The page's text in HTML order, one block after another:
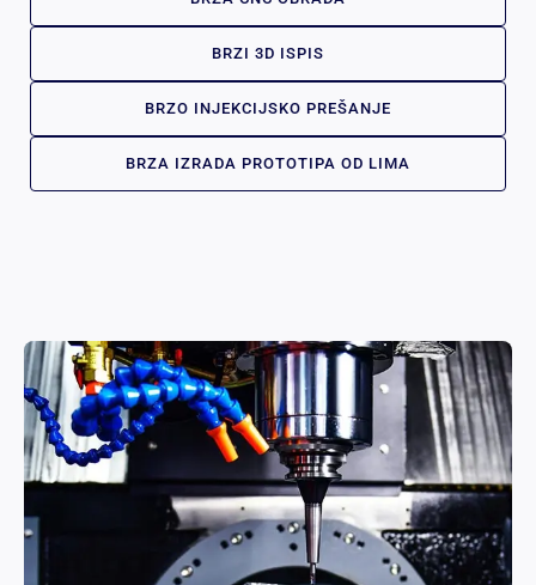
BRZI 3D ISPIS
BRZO INJEKCIJSKO PREŠANJE
BRZA IZRADA PROTOTIPA OD LIMA